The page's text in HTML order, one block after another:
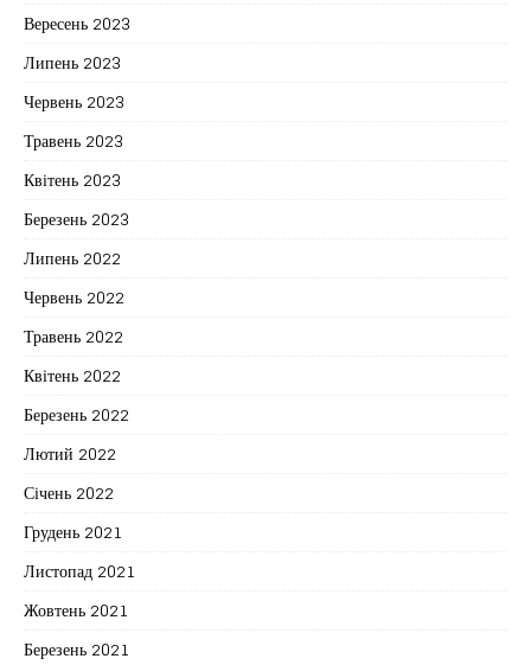
Вересень 2023
Липень 2023
Червень 2023
Травень 2023
Квітень 2023
Березень 2023
Липень 2022
Червень 2022
Травень 2022
Квітень 2022
Березень 2022
Лютий 2022
Січень 2022
Грудень 2021
Листопад 2021
Жовтень 2021
Березень 2021